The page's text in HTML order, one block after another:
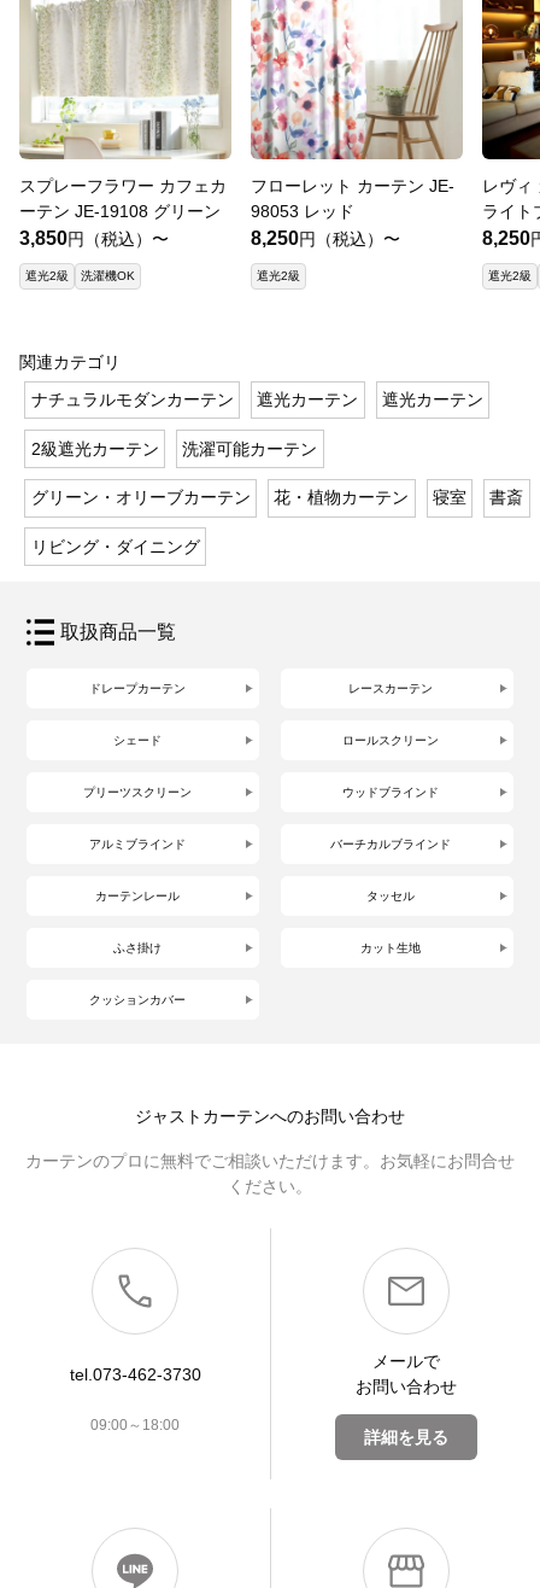
スプレーフラワー カフェカ
ーテン JE-19108 グリーン
3,850円（税込）〜
遮光2級 洗濯機OK
フローレット カーテン JE-
98053 レッド
8,250円（税込）〜
遮光2級
レヴィ
ライト
8,250
遮光2級
関連カテゴリ
ナチュラルモダンカーテン
遮光カーテン 遮光カーテン
2級遮光カーテン 洗濯可能カーテン
グリーン・オリーブカーテン 花・植物カーテン 寝室 書斎
リビング・ダイニング
取扱商品一覧
ドレープカーテン レースカーテン
シェード ロールスクリーン
プリーツスクリーン ウッドブラインド
アルミブラインド バーチカルブラインド
カーテンレール タッセル
ふさ掛け カット生地
クッションカバー
ジャストカーテンへのお問い合わせ
カーテンのプロに無料でご相談いただけます。お気軽にお問合せ
ください。
tel.073-462-3730
09:00～18:00
メールで
お問い合わせ
詳細を見る